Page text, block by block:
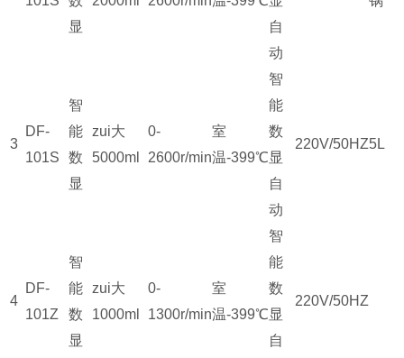
显
自
动
3
DF-
101S
智
能
数
显
zui大
5000ml
0-
2600r/min
室
温-399℃
智
能
数
显
自
动
220V/50HZ5L
4
DF-
101Z
智
能
数
显
zui大
1000ml
0-
1300r/min
室
温-399℃
智
能
数
显
自
220V/50HZ